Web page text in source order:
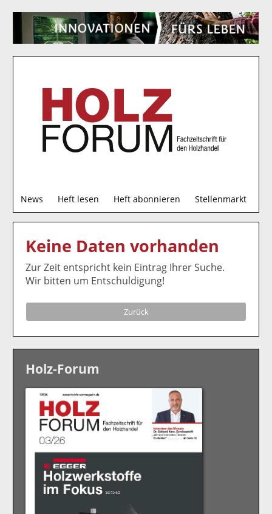
News Heft lesen Heft abonnieren Stellenmarkt
u
c
Keine Daten vorhanden
Zur Zeit entspricht kein Eintrag Ihrer Suche.
Wir bitten um Entschuldigung!
Zurück
Holz-Forum